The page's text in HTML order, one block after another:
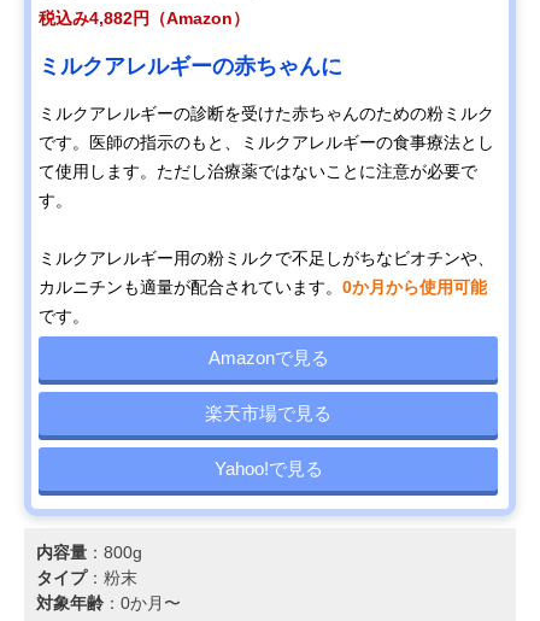
税込み4,882円（Amazon）
ミルクアレルギーの赤ちゃんに
ミルクアレルギーの診断を受けた赤ちゃんのための粉ミルク
です。医師の指示のもと、ミルクアレルギーの食事療法とし
て使用します。ただし治療薬ではないことに注意が必要で
す。
ミルクアレルギー用の粉ミルクで不足しがちなビオチンや、
カルニチンも適量が配合されています。 0か月から使用可能
です。
Amazonで見る
楽天市場で見る
Yahoo!で見る
内容量 ：800g
タイプ：粉末
対象年齢 ：0か月〜